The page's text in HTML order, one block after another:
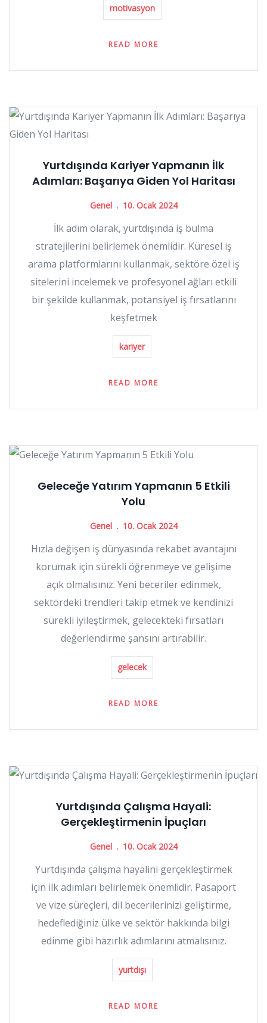
motivasyon
READ MORE
Yurtdışında Kariyer Yapmanın İlk
Adımları: Başarıya Giden Yol Haritası
Genel 10. Ocak 2024
İlk adım olarak, yurtdışında iş bulma
stratejilerini belirlemek önemlidir. Küresel iş
arama platformlarını kullanmak, sektöre özel iş
sitelerini incelemek ve profesyonel ağları etkili
bir şekilde kullanmak, potansiyel iş fırsatlarını
keşfetmek
kariyer
READ MORE
Geleceğe Yatırım Yapmanın 5 Etkili
Yolu
Genel 10. Ocak 2024
Hızla değişen iş dünyasında rekabet avantajını
korumak için sürekli öğrenmeye ve gelişime
açık olmalısınız. Yeni beceriler edinmek,
sektördeki trendleri takip etmek ve kendinizi
sürekli iyileştirmek, gelecekteki fırsatları
değerlendirme şansını artırabilir.
gelecek
READ MORE
Yurtdışında Çalışma Hayali:
Gerçekleştirmenin İpuçları
Genel 10. Ocak 2024
Yurtdışında çalışma hayalini gerçekleştirmek
için ilk adımları belirlemek önemlidir. Pasaport
ve vize süreçleri, dil becerilerinizi geliştirme,
hedeflediğiniz ülke ve sektör hakkında bilgi
edinme gibi hazırlık adımlarını atmalısınız.
yurtdışı
READ MORE